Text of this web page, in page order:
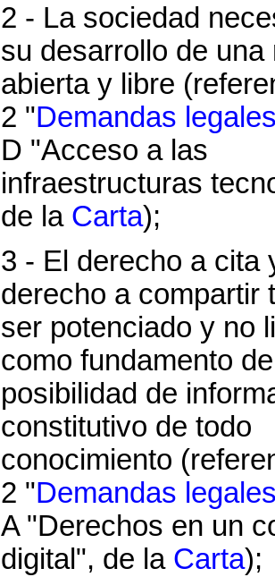
2 - La sociedad
su desarrollo de una
abierta y libre
2 "Demandas
D "Acceso a las
infraestructuras
de la Carta);
3 - El derecho a cita
derecho a compartir
ser potenciado y no
como fundamento
posibilidad de
constitutivo de todo
conocimiento
2 "Demandas
A "Derechos en un
digital", de la Carta);